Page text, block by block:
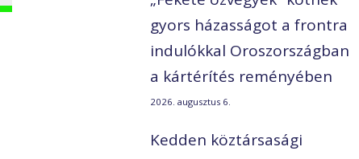
gyors házasságot a frontra
indulókkal Oroszországban
a kártérítés reményében
2026. augusztus 6.
Kedden köztársasági